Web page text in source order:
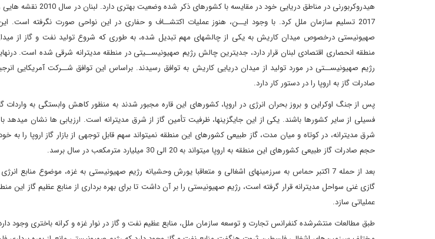
هیدروکربورنی در مناطق دریایی
2017 تسلیم سازمان ملل کرد. با وجود ایــن، هنوز عملیات اکتشــاف و حفاری در این نواحی صورت نگرفته است.
صهیونیستی درخصوص میدان کاریش به یکی از چالشهای مهم تبدیل شده، به طوری که شروع تولید نفت و گاز از
رژیم صهیونیســتی در مورد تولید از میدان دریایی کاریش به توافق رسیدند. براساس این توافق شــرکت آمریکایی
صادرات گاز به اروپا را در دستور کار دارد.
پس از جنگ اوکراین و بروز بحران انرژی در اروپا، کشورهای این قاره مجبور شدند به منظور کاهش وابستگی به واردات
فسیلی از سایر کشورها باشند. یکی از این جایگزینها، ظرفیت تأمین گاز از شرق مدیترانه است. ارزیابی ها نشان میدهد
شرق مدیترانه، در کوتاه و میان مدت، گاز طبیعی کشورهای این منطقه نمیتواند سهم قابل توجهی از بازار گاز اروپا را
حجم صادرات گاز طبیعی کشورهای این منطقه به اروپا میتواند به 20 الی 30 میلیارد مترمکعب در سال برسد.
بعد از حمله 7 اکتبر حماس به سرزمینهای اشغالی و متعاقبا یورش وحشیانه رژیم صهیونیستی به غزه، موضوع منابع
گازی غنی سواحل مدیترانه قرار گرفته است، رژیم صهیونیستی را بر آن داشت تا برای بهره برداری از منابع عظیم گاز این
عملیاتی سازد.
طبق مطالعات منتشرشده کنفرانس تجارت و توسعه سازمان ملل، منابع عظیم نفت و گاز در نوار غزه و کرانه باختری وجود